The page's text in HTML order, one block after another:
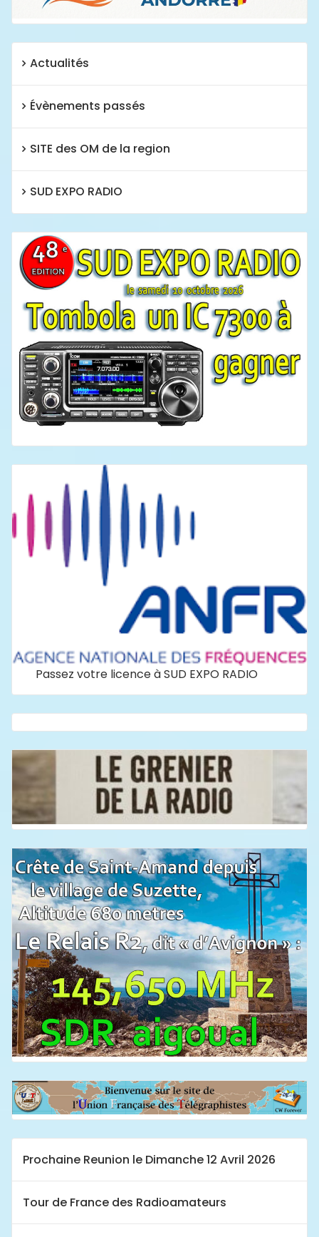
Actualités
Évènements passés
SITE des OM de la region
SUD EXPO RADIO
Passez votre licence à SUD EXPO RADIO
Prochaine Reunion le Dimanche 12 Avril 2026
Tour de France des Radioamateurs